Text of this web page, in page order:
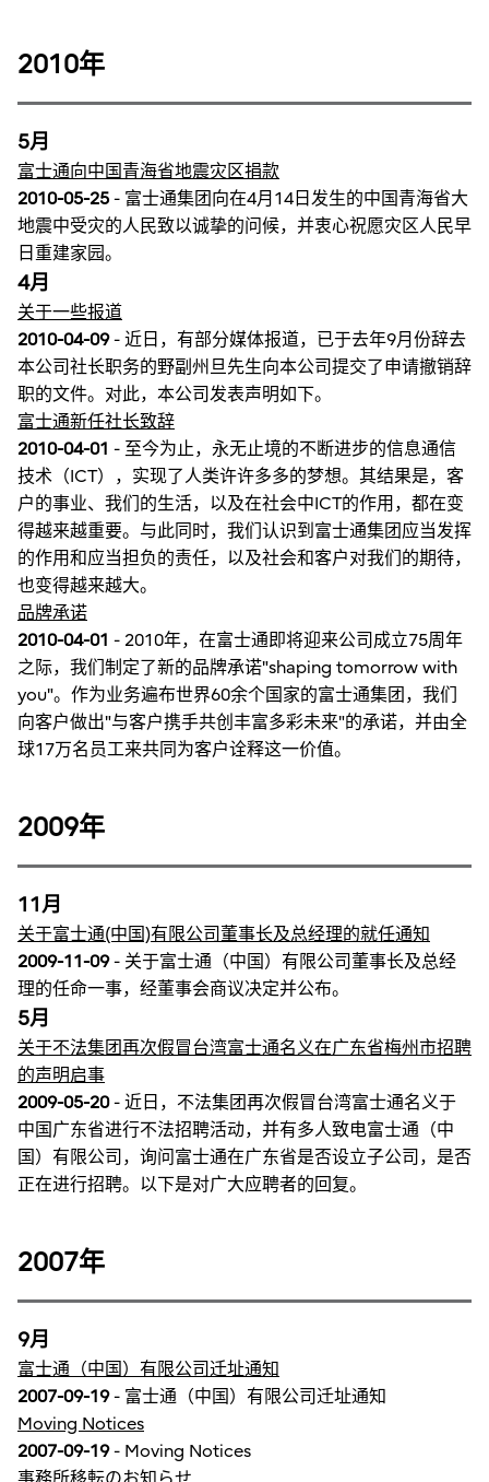
2010年
5月
富士通向中国青海省地震灾区捐款
2010-05-25 - 富士通集团向在4月14日发生的中国青海省大
地震中受灾的人民致以诚挚的问候，并衷心祝愿灾区人民早
日重建家园。
4月
关于一些报道
2010-04-09- 近日，有部分媒体报道，已于去年9月份辞去
本公司社长职务的野副州旦先生向本公司提交了申请撤销辞
职的文件。对此，本公司发表声明如下。
富士通新任社长致辞
2010-04-01 - 至今为止，永无止境的不断进步的信息通信
技术（ICT），实现了人类许许多多的梦想。其结果是，客
户的事业、我们的生活，以及在社会中ICT的作用，都在变
得越来越重要。与此同时，我们认识到富士通集团应当发挥
的作用和应当担负的责任，以及社会和客户对我们的期待，
也变得越来越大。
品牌承诺
2010-04-01 - 2010年，在富士通即将迎来公司成立75周年
之际，我们制定了新的品牌承诺"shaping tomorrow with
you"。作为业务遍布世界60余个国家的富士通集团，我们
向客户做出"与客户携手共创丰富多彩未来"的承诺，并由全
球17万名员工来共同为客户诠释这一价值。
2009年
11月
关于富士通(中国)有限公司董事长及总经理的就任通知
2009-11-09- 关于富士通（中国）有限公司董事长及总经
理的任命一事，经董事会商议决定并公布。
5月
关于不法集团再次假冒台湾富士通名义在广东省梅州市招聘
的声明启事
2009-05-20- 近日，不法集团再次假冒台湾富士通名义于
中国广东省进行不法招聘活动，并有多人致电富士通（中
国）有限公司，询问富士通在广东省是否设立子公司，是否
正在进行招聘。以下是对广大应聘者的回复。
2007年
9月
富士通（中国）有限公司迁址通知
2007-09-19- 富士通（中国）有限公司迁址通知
Moving Notices
2007-09-19- Moving Notices